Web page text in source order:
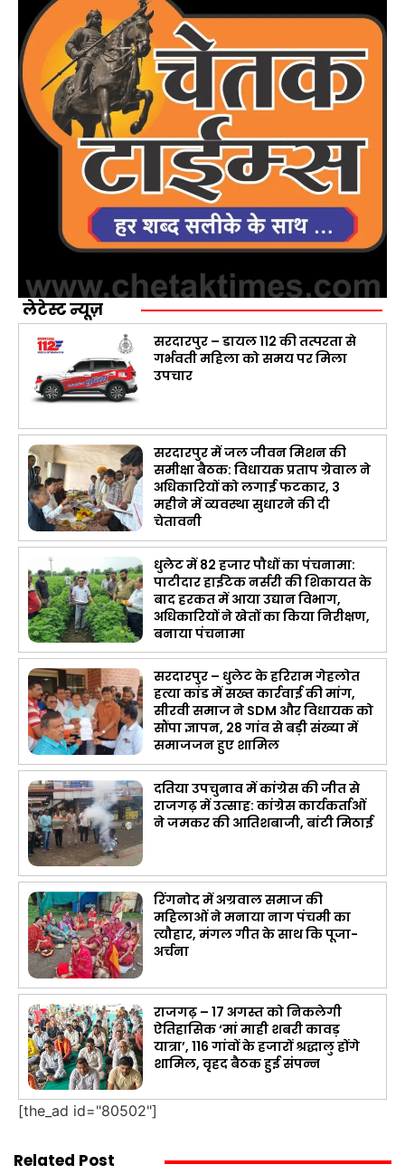
लेटेस्ट न्यूज़
सरदारपुर – डायल 112 की तत्परता से
गर्भवती महिला को समय पर मिला
उपचार
सरदारपुर में जल जीवन मिशन की
समीक्षा बैठक: विधायक प्रताप ग्रेवाल ने
अधिकारियों को लगाई फटकार, 3
महीने में व्यवस्था सुधारने की दी
चेतावनी
धुलेट में 82 हजार पौधों का पंचनामा:
पाटीदार हाईटेक नर्सरी की शिकायत के
बाद हरकत में आया उद्यान विभाग,
अधिकारियों ने खेतों का किया निरीक्षण,
बनाया पंचनामा
सरदारपुर – धुलेट के हरिराम गेहलोत
हत्या कांड में सख्त कार्रवाई की मांग,
सीरवी समाज ने SDM और विधायक को
सौंपा ज्ञापन, 28 गांव से बड़ी संख्या में
समाजजन हुए शामिल
दतिया उपचुनाव में कांग्रेस की जीत से
राजगढ़ में उत्साह: कांग्रेस कार्यकर्ताओं
ने जमकर की आतिशबाजी, बांटी मिठाई
रिंगनोद में अग्रवाल समाज की
महिलाओं ने मनाया नाग पंचमी का
त्यौहार, मंगल गीत के साथ कि पूजा-
अर्चना
राजगढ़ – 17 अगस्त को निकलेगी
ऐतिहासिक ‘मां माही शबरी कावड़
यात्रा’, 116 गांवों के हजारों श्रद्धालु होंगे
शामिल, वृहद बैठक हुई संपन्न
[the_ad id="80502"]
Related Post